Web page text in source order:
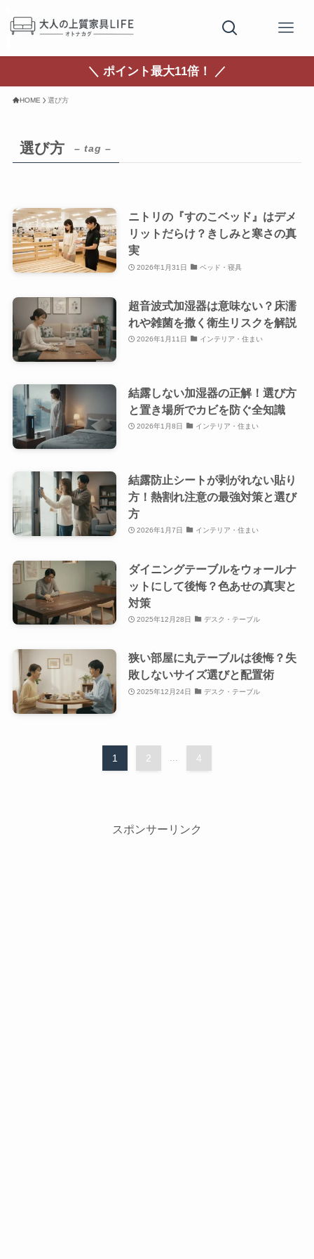
＼ ポイント最大11倍！ ／
HOME 選び方
選び方 – tag –
ニトリの『すのこベッド』はデメ
リットだらけ？きしみと寒さの真
実
2026年1月31日 ベッド・寝具
超音波式加湿器は意味ない？床濡
れや雑菌を撒く衛生リスクを解説
2026年1月11日 インテリア・住まい
結露しない加湿器の正解！選び方
と置き場所でカビを防ぐ全知識
2026年1月8日 インテリア・住まい
結露防止シートが剥がれない貼り
方！熱割れ注意の最強対策と選び
方
2026年1月7日 インテリア・住まい
ダイニングテーブルをウォールナ
ットにして後悔？色あせの真実と
対策
2025年12月28日 デスク・テーブル
狭い部屋に丸テーブルは後悔？失
敗しないサイズ選びと配置術
2025年12月24日 デスク・テーブル
1 2 ... 4
スポンサーリンク